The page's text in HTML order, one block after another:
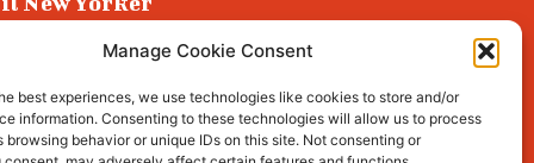
Manage Cookie Consent
best experiences, we use technologies like cookies to store and/or
information. Consenting to these technologies will allow us to process
browsing behavior or unique IDs on this site. Not consenting or
Ancora dossieraggi e schedature
Podlech, il Cile lo ha condannato
all’ergastolo
Era ubriaca…